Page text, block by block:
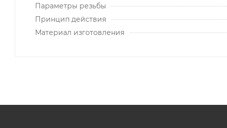
Параметры резьбы
Принцип действия
Материал изготовления